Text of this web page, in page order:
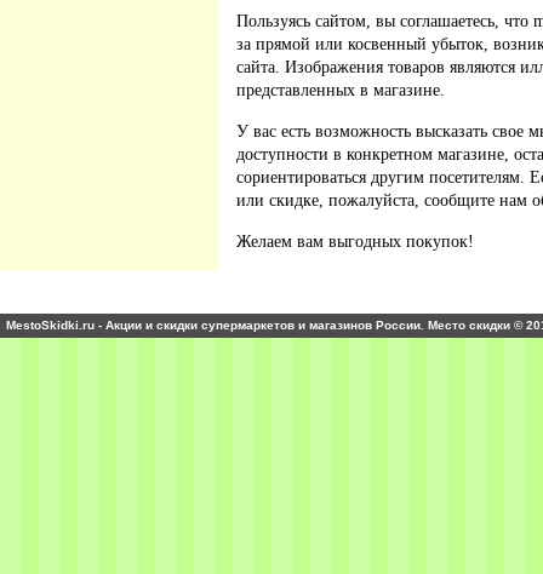
Пользуясь сайтом, вы соглашаетесь, что
за прямой или косвенный убыток,
сайта. Изображения товаров являются
представленных в магазине.
У вас есть возможность высказать свое
доступности в конкретном магазине,
сориентироваться другим
или скидке, пожалуйста, сообщите нам
Желаем вам выгодных покупок!
MestoSkidki.ru - Акции и скидки супермаркетов и магазинов России. Место скидки ©